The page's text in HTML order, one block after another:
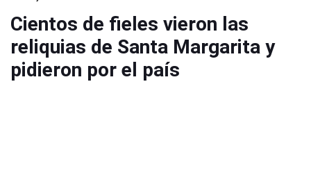
Cientos de fieles vieron las
reliquias de Santa Margarita y
pidieron por el país